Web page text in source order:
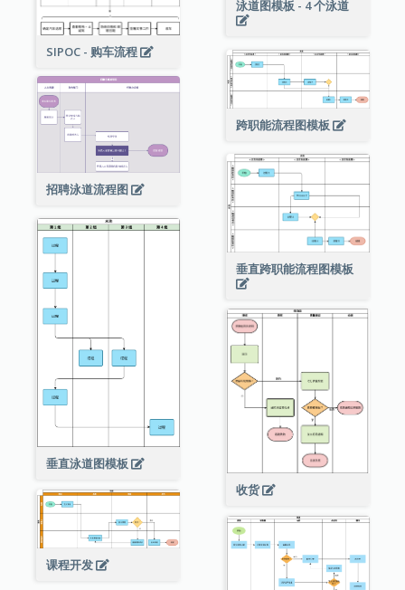
SIPOC - 购车流程
泳道图模板 - 4 个泳道
跨职能流程图模板
招聘泳道流程图
垂直跨职能流程图模板
垂直泳道图模板
收货
课程开发